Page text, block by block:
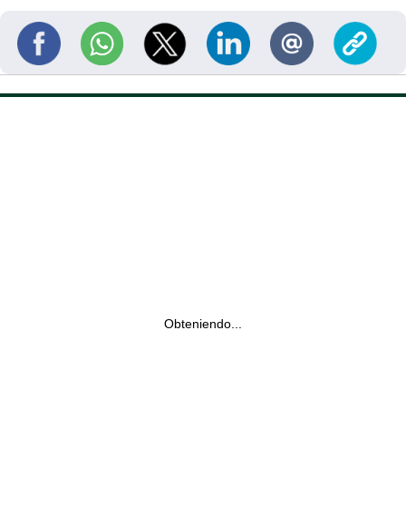
Obteniendo...